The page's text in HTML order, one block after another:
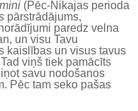
(Pēc-Nikajas perioda
pārstrādājums,
paredz velna
un visu Tavu
kaislības un visus tavus
viņš tiek pamācīts
savu nodošanos
Pēc tam seko pašas